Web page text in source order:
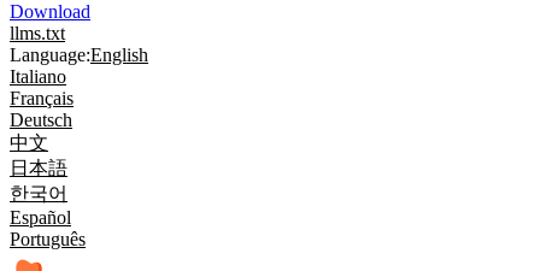
Download
llms.txt
Language:English
Italiano
Français
Deutsch
中文
日本語
한국어
Español
Português